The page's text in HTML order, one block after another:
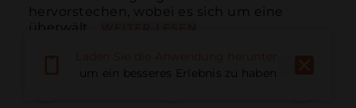
hervorstechen, wobei es sich um eine
überwält...
um ein besseres Erlebnis zu haben